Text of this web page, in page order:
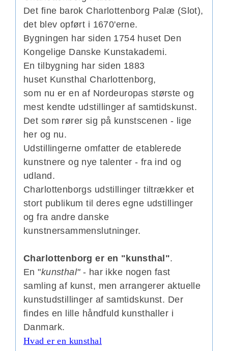
Det fine barok Charlottenborg Palæ (Slot),
det blev opført i 1670'erne.
Bygningen har siden 1754 huset Den
Kongelige Danske Kunstakademi.
En tilbygning har siden 1883
huset Kunsthal Charlottenborg,
som nu er en af Nordeuropas største og
mest kendte udstillinger af samtidskunst.
Det som rører sig på kunstscenen - lige
her og nu.
Udstillingerne omfatter de etablerede
kunstnere og nye talenter - fra ind og
udland.
Charlottenborgs udstillinger tiltrækker et
stort publikum til deres egne udstillinger
og fra andre danske
kunstnersammenslutninger.
Charlottenborg er en "kunsthal".
En "kunsthal"- har ikke nogen fast
samling af kunst, men arrangerer aktuelle
kunstudstillinger af samtidskunst. Der
findes en lille håndfuld kunsthaller i
Danmark.
Hvad er en kunsthal